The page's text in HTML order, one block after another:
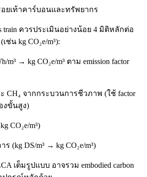
ยเท้าคาร์บอนและทรัพยากร
train ควรประเมินอย่างน้อย 4 มิติหลักต่อ
น kg CO₂e/m³):
m³ → kg CO₂e/m³ ตาม emission factor
CH₄ จากกระบวนการชีวภาพ (ใช้ factor
งขั้นสูง)
CO₂e/m³)
(kg DS/m³ → kg CO₂e/m³)
เต็มรูปแบบ อาจรวม embodied carbon